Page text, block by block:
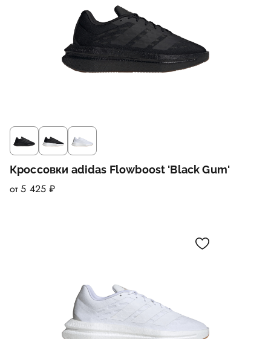
Кроссовки adidas Flowboost 'Black Gum'
от 5 425 ₽